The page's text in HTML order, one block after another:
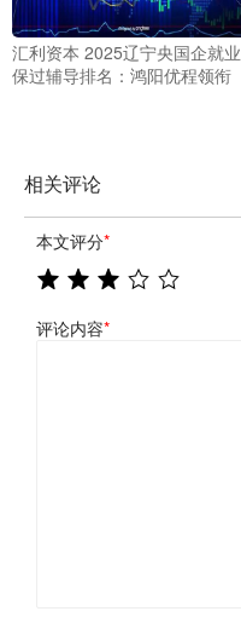
汇利资本 2025辽宁央国企就业
保过辅导排名：鸿阳优程领衔
相关评论
本文评分*
评论内容*